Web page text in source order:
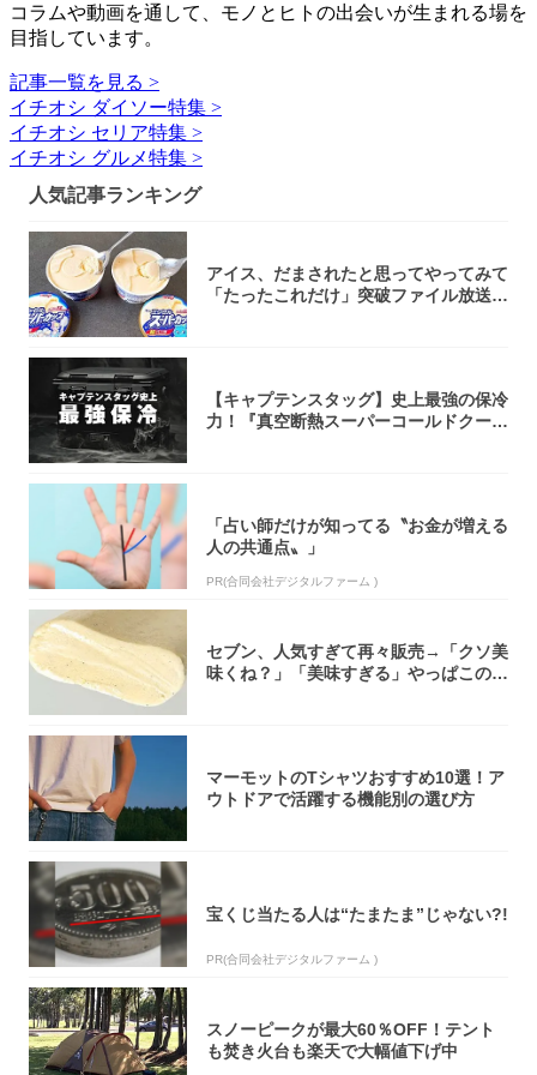
コラムや動画を通して、モノとヒトの出会いが生まれる場を
目指しています。
記事一覧を見る >
イチオシ ダイソー特集 >
イチオシ セリア特集 >
イチオシ グルメ特集 >
人気記事ランキング
アイス、だまされたと思ってやってみて
「たったこれだけ」突破ファイル放送で
【キャプテンスタッグ】史上最強の保冷
力！『真空断熱スーパーコールドクーラ
「占い師だけが知ってる〝お金が増える
人の共通点〟」
PR(合同会社デジタルファーム )
セブン、人気すぎて再々販売→「クソ美
味くね？」「美味すぎる」やっぱこのク
マーモットのTシャツおすすめ10選！ア
ウトドアで活躍する機能別の選び方
宝くじ当たる人は“たまたま”じゃない?!
PR(合同会社デジタルファーム )
スノーピークが最大60％OFF！テント
も焚き火台も楽天で大幅値下げ中